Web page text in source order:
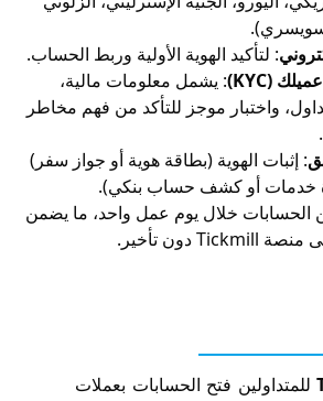
الهوية الأولية وربط الحساب.
: يشمل معلومات مالية،
موجز للتأكد من فهم مخاطر
(بطاقة هوية أو جواز سفر)
كشف حساب بنكي).
يوم عمل واحد، ما يضمن
فتح الحسابات بعملات